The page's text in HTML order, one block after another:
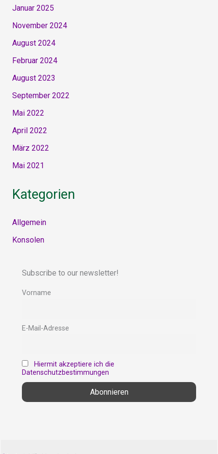
Januar 2025
November 2024
August 2024
Februar 2024
August 2023
September 2022
Mai 2022
April 2022
März 2022
Mai 2021
Kategorien
Allgemein
Konsolen
Subscribe to our newsletter!
Vorname
E-Mail-Adresse
Hiermit akzeptiere ich die
Datenschutzbestimmungen